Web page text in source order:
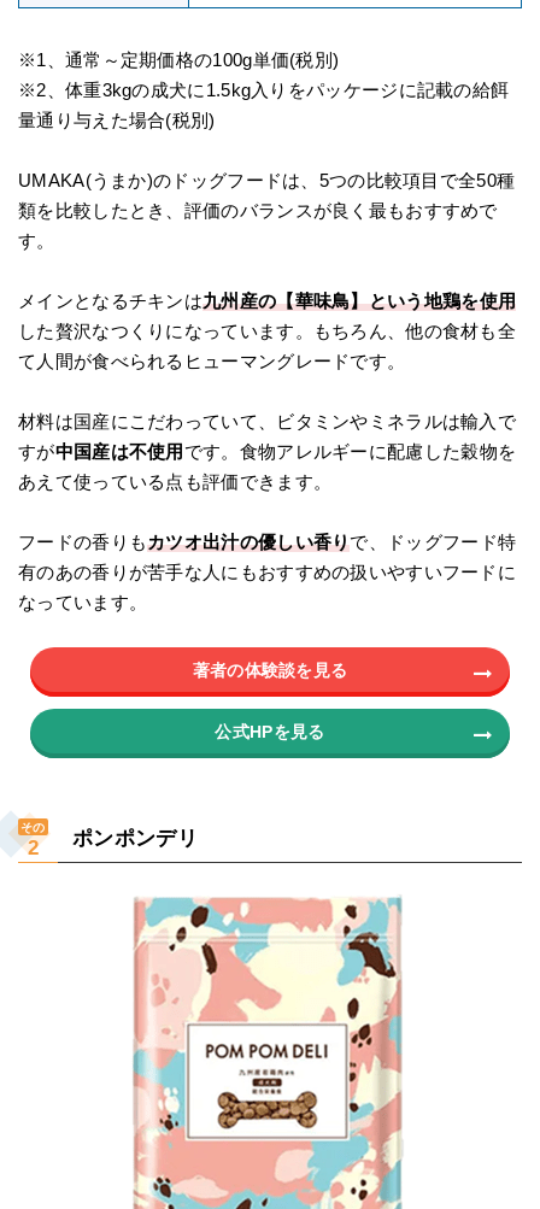
※1、通常～定期価格の100g単価(税別)
※2、体重3kgの成犬に1.5kg入りをパッケージに記載の給餌
量通り与えた場合(税別)
UMAKA(うまか)のドッグフードは、5つの比較項目で全50種
類を比較したとき、評価のバランスが良く最もおすすめで
す。
メインとなるチキンは九州産の【華味鳥】という地鶏を使用
した贅沢なつくりになっています。もちろん、他の食材も全
て人間が食べられるヒューマングレードです。
材料は国産にこだわっていて、ビタミンやミネラルは輸入で
すが中国産は不使用 です。食物アレルギーに配慮した穀物を
あえて使っている点も評価できます。
フードの香りもカツオ出汁の優しい香りで、ドッグフード特
有のあの香りが苦手な人にもおすすめの扱いやすいフードに
なっています。
著者の体験談を見る
公式HPを見る
その ポンポンデリ